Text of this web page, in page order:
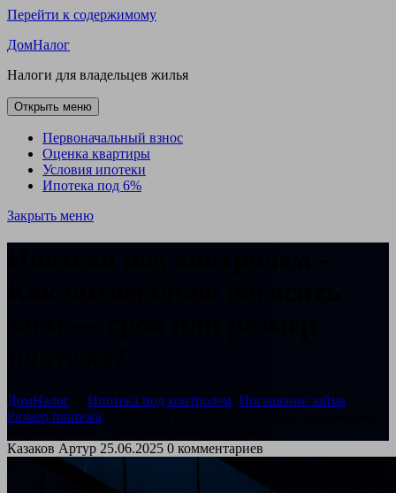
Перейти к содержимому
ДомНалог
Налоги для владельцев жилья
Открыть меню
Первоначальный взнос
Оценка квартиры
Условия ипотеки
Ипотека под 6%
Закрыть меню
ДомНалог Ипотека под контролем Погашение займа
Размер платежа
Казаков Артур 25.06.2025 0 комментариев